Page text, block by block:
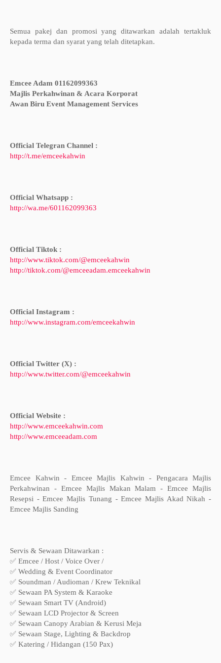
Semua pakej dan promosi yang ditawarkan adalah tertakluk
kepada terma dan syarat yang telah ditetapkan.
Emcee Adam 01162099363
Majlis Perkahwinan & Acara Korporat
Awan Biru Event Management Services
Official Telegran Channel :
http://t.me/emceekahwin
Official Whatsapp :
http://wa.me/601162099363
Official Tiktok :
http://www.tiktok.com/@emceekahwin
http://tiktok.com/@emceeadam.emceekahwin
Official Instagram :
http://www.instagram.com/emceekahwin
Official Twitter (X) :
http://www.twitter.com/@emceekahwin
Official Website :
http://www.emceekahwin.com
http://www.emceeadam.com
Emcee Kahwin - Emcee Majlis Kahwin - Pengacara Majlis
Perkahwinan - Emcee Majlis Makan Malam - Emcee Majlis
Resepsi - Emcee Majlis Tunang - Emcee Majlis Akad Nikah -
Emcee Majlis Sanding
Servis & Sewaan Ditawarkan :
✅ Emcee / Host / Voice Over /
✅ Wedding & Event Coordinator
✅ Soundman / Audioman / Krew Teknikal
✅ Sewaan PA System & Karaoke
✅ Sewaan Smart TV (Android)
✅ Sewaan LCD Projector & Screen
✅ Sewaan Canopy Arabian & Kerusi Meja
✅ Sewaan Stage, Lighting & Backdrop
✅ Katering / Hidangan (150 Pax)